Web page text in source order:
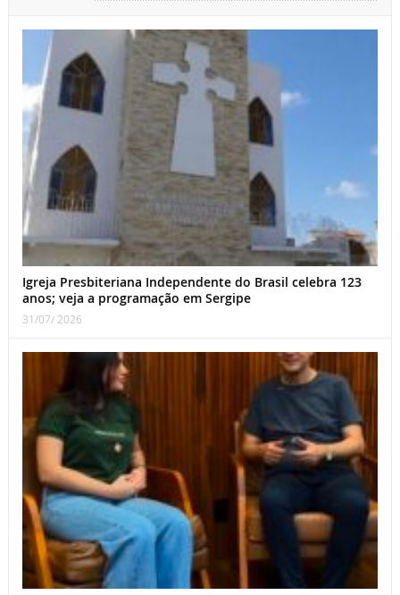
Igreja Presbiteriana Independente do Brasil celebra 123
anos; veja a programação em Sergipe
31/07/ 2026